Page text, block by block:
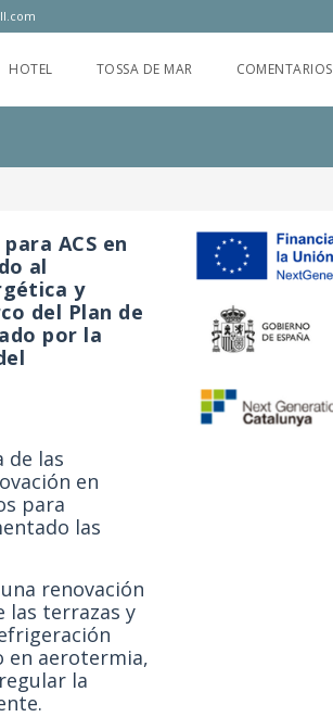
HOTEL TOSSA DE MAR COMENTARIOS
ACS en
al
y
del Plan de
por la
de las
en
para
las
renovación
las terrazas y
en aerotermia,
la